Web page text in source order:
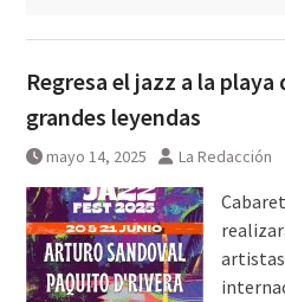
Regresa el jazz a la playa
grandes leyendas
mayo 14, 2025 La Redacción